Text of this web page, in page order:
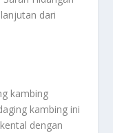
dari
kambing
kambing ini
dengan